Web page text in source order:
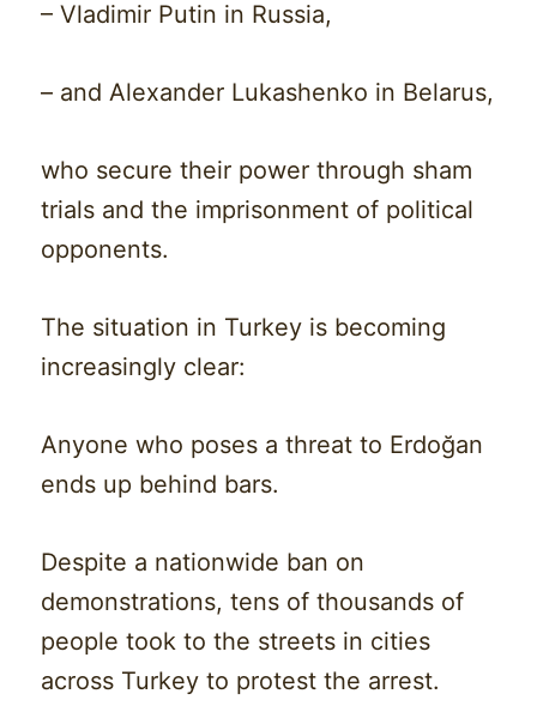
– Vladimir Putin in Russia,
– and Alexander Lukashenko in Belarus,
who secure their power through sham
trials and the imprisonment of political
opponents.
The situation in Turkey is becoming
increasingly clear:
Anyone who poses a threat to Erdoğan
ends up behind bars.
Despite a nationwide ban on
demonstrations, tens of thousands of
people took to the streets in cities
across Turkey to protest the arrest.